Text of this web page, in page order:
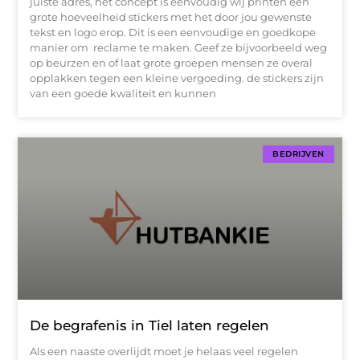
grote hoeveelheid stickers met het door jou gewenste
tekst en logo erop. Dit is een eenvoudige en goedkope
manier om reclame te maken. Geef ze bijvoorbeeld weg
op beurzen en of laat grote groepen mensen ze overal
opplakken tegen een kleine vergoeding. de stickers zijn
van een goede kwaliteit en kunnen
BEDRIJVEN
De begrafenis in Tiel laten regelen
Als een naaste overlijdt moet je helaas veel regelen